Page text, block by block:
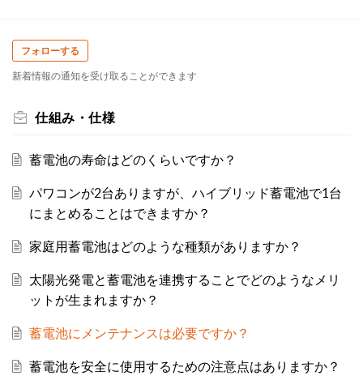
フォローする
新着情報の通知を受け取ることができます
仕組み・仕様
蓄電池の寿命はどのくらいですか？
パワコンが2台ありますが、ハイブリッド蓄電池で1台
にまとめることはできますか？
家庭用蓄電池はどのような種類がありますか？
太陽光発電と蓄電池を連携することでどのようなメリ
ットが生まれますか？
蓄電池にメンテナンスは必要ですか？
蓄電池を安全に使用するための注意点はありますか？